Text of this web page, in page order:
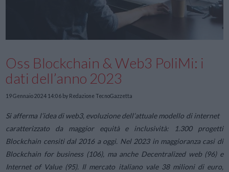
Oss Blockchain & Web3 PoliMi: i
dati dell’anno 2023
19 Gennaio 2024 14:06 by Redazione TecnoGazzetta
Si afferma l’idea di web3, evoluzione dell’attuale modello di internet
caratterizzato da maggior equità e inclusività:
1.300 progetti
Blockchain censiti dal 2016 a oggi. Nel 2023 in maggioranza casi di
Blockchain for business (106), ma anche Decentralized web (96) e
Internet of Value (95). Il mercato italiano vale 38 milioni di euro,